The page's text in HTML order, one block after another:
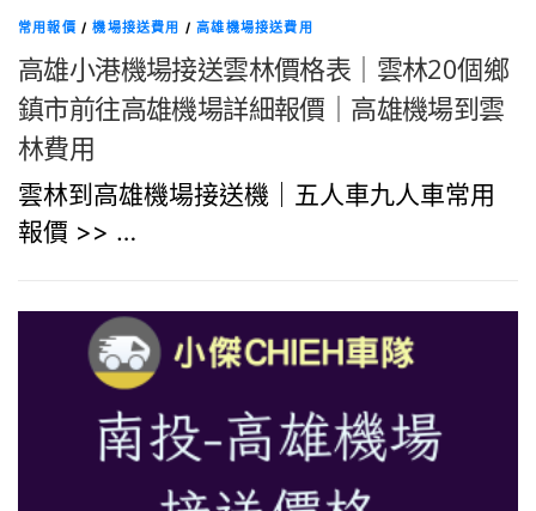
常用報價 /機場接送費用 /高雄機場接送費用
高雄小港機場接送雲林價格表｜雲林20個鄉
鎮市前往高雄機場詳細報價｜高雄機場到雲
林費用
雲林到高雄機場接送機｜五人車九人車常用
報價 >> …